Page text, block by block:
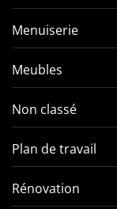
Menuiserie
Meubles
Non classé
Plan de travail
Rénovation